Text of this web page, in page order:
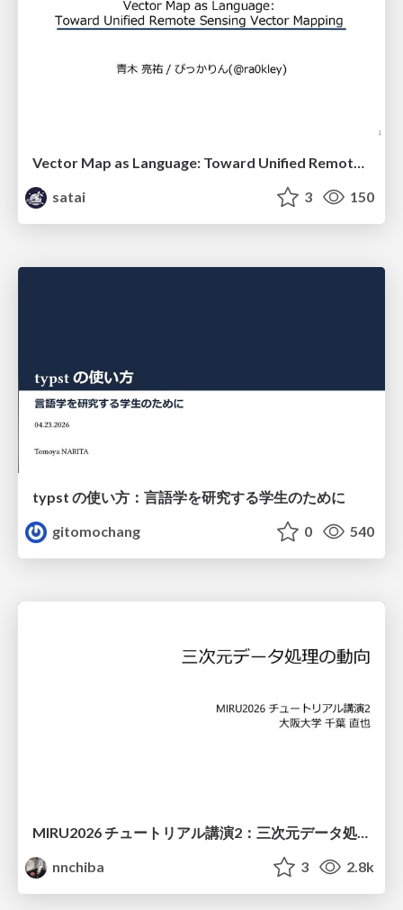
Vector Map as Language: Toward Unified Remote Sensing Vector Mapping
satai
3 150
typst の使い方：言語学を研究する学生のために
gitomochang
0 540
nnchiba
3 2.8k